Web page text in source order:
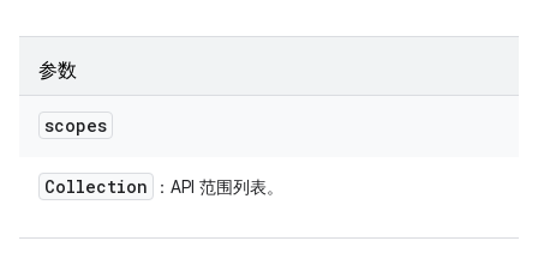
参数
scopes
Collection ：API 范围列表。